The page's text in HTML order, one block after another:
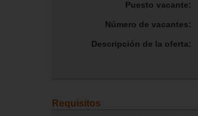
Puesto vacante:
Número de vacantes:
Descripción de la oferta:
Requisitos